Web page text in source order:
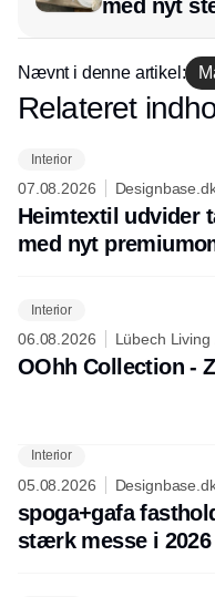
med nyt
Nævnt i denne artikel:
Relateret
Interior
07.08.2026
Heimtextil udvider
med nyt
Interior
06.08.2026 Lübech Living
OOhh Collection -
Interior
05.08.2026
spoga+gafa
stærk messe i 2026